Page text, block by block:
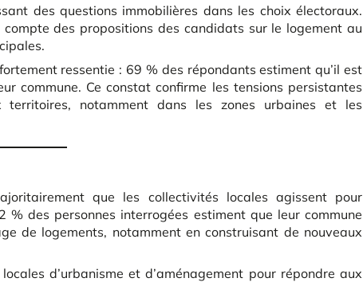
des questions immobilières dans les choix électoraux.
des propositions des candidats sur le logement au
ressentie : 69 % des répondants estiment qu’il est
commune. Ce constat confirme les tensions persistantes
notamment dans les zones urbaines et les
que les collectivités locales agissent pour
% des personnes interrogées estiment que leur commune
de logements, notamment en construisant de nouveaux
d’urbanisme et d’aménagement pour répondre aux